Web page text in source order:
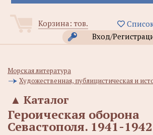
Корзина: тов.
Вход/
Морская литература
Художественная, публицистическая и
Каталог
▲
Героическая оборона
Севастополя. 1941-1942